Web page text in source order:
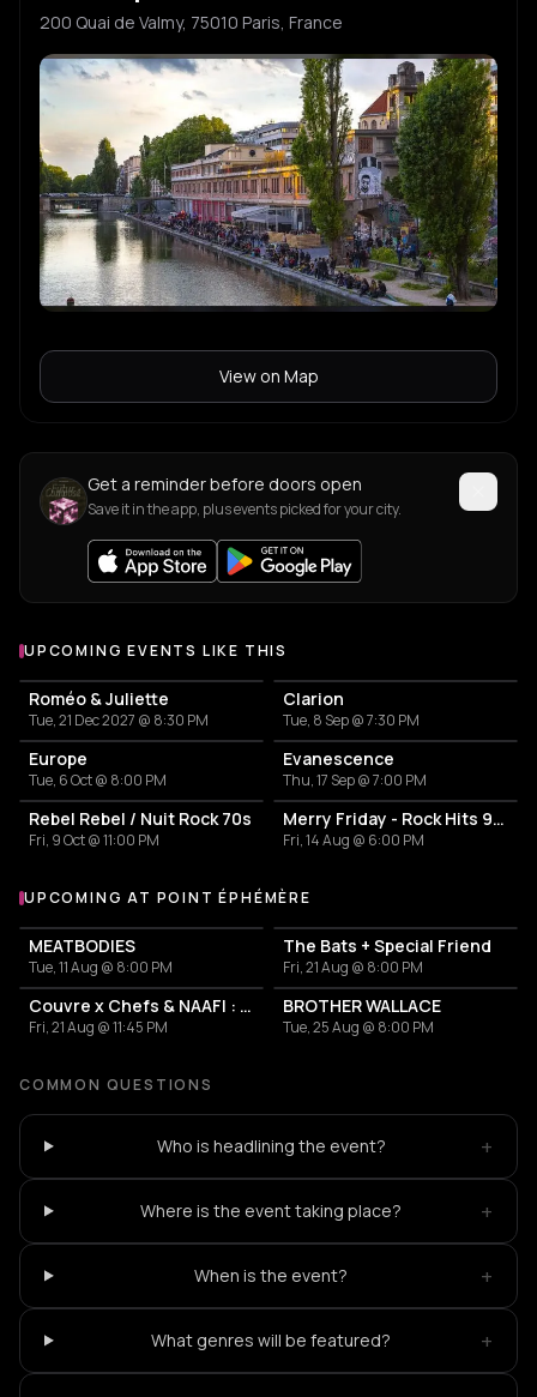
200 Quai de Valmy, 75010 Paris, France
View on Map
Get a reminder before doors open
Save it in the app, plus events picked for your city.
UPCOMING EVENTS LIKE THIS
Roméo & Juliette
Tue, 21 Dec 2027 @ 8:30 PM
Clarion
Tue, 8 Sep @ 7:30 PM
Europe
Tue, 6 Oct @ 8:00 PM
Evanescence
Thu, 17 Sep @ 7:00 PM
Rebel Rebel / Nuit Rock 70s
Fri, 9 Oct @ 11:00 PM
Merry Friday - Rock Hits 90s-2000
Fri, 14 Aug @ 6:00 PM
More events at Point Éphémère
UPCOMING AT POINT ÉPHÉMÈRE
MEATBODIES
Tue, 11 Aug @ 8:00 PM
The Bats + Special Friend
Fri, 21 Aug @ 8:00 PM
Couvre x Chefs & NAAFI : BJF - Visions release party
Fri, 21 Aug @ 11:45 PM
BROTHER WALLACE
Tue, 25 Aug @ 8:00 PM
COMMON QUESTIONS
Who is headlining the event? +
Where is the event taking place? +
When is the event? +
What genres will be featured? +